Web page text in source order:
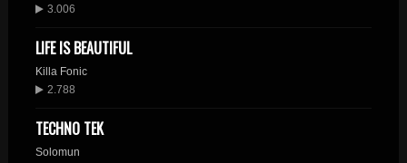
3.006
LIFE IS BEAUTIFUL
Killa Fonic
2.788
TECHNO TEK
Solomun